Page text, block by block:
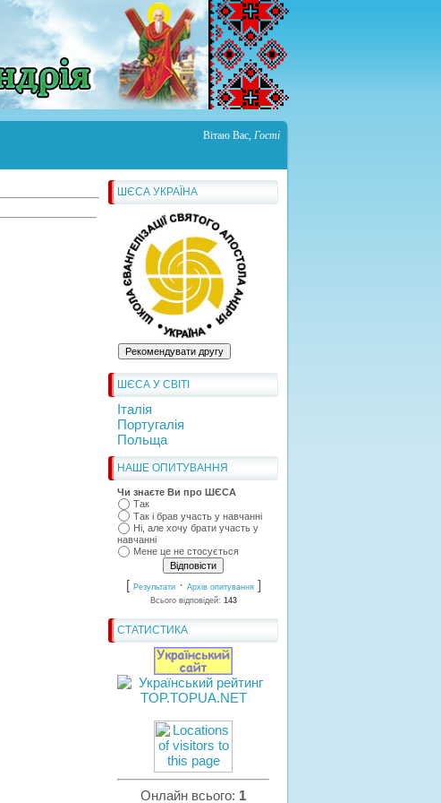
Вітаю Вас, Гості
ШЄСА УКРАЇНА
ШЄСА У СВІТІ
Італія
Португалія
Польща
НАШЕ ОПИТУВАННЯ
Чи знаєте Ви про ШЄСА
Так
Так і брав участь у навчанні
Ні, але хочу брати участь у
навчанні
Мене це не стосується
[ Результати· Архів опитування]
Всього відповідей: 143
СТАТИСТИКА
Онлайн всього: 1